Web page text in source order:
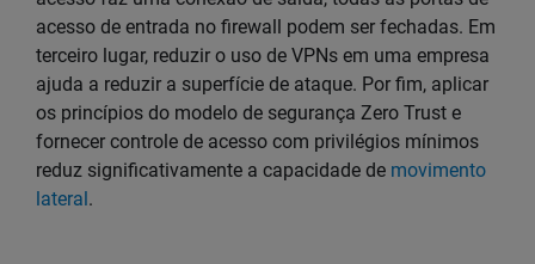
acesso de entrada no firewall podem ser fechadas. Em
terceiro lugar, reduzir o uso de VPNs em uma empresa
ajuda a reduzir a superfície de ataque. Por fim, aplicar
os princípios do modelo de segurança Zero Trust e
fornecer controle de acesso com privilégios mínimos
reduz significativamente a capacidade de movimento
lateral .